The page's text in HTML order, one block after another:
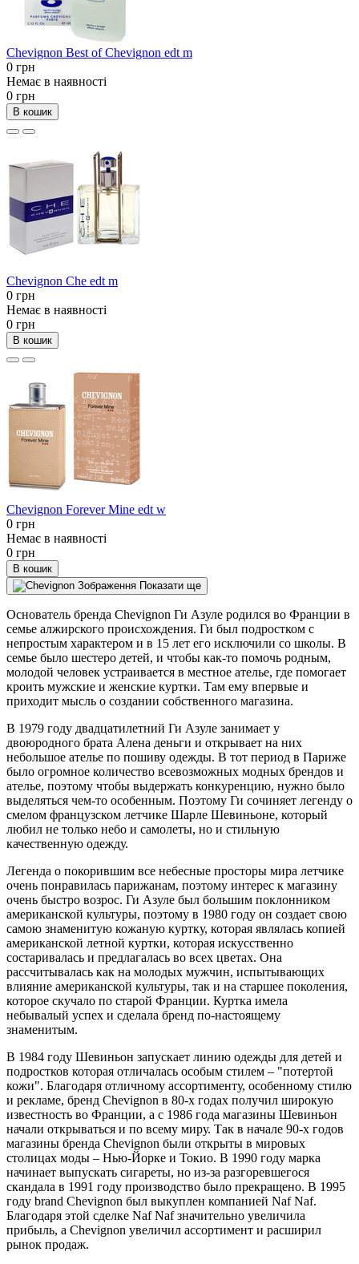
Chevignon Best of Chevignon edt m
0 грн
Немає в наявності
0 грн
В кошик
Chevignon Che edt m
0 грн
Немає в наявності
0 грн
В кошик
Chevignon Forever Mine edt w
0 грн
Немає в наявності
0 грн
В кошик
Показати ще
Основатель бренда Chevignon Ги Азуле родился во Франции в
семье алжирского происхождения. Ги был подростком с
непростым характером и в 15 лет его исключили со школы. В
семье было шестеро детей, и чтобы как-то помочь родным,
молодой человек устраивается в местное ателье, где помогает
кроить мужские и женские куртки. Там ему впервые и
приходит мысль о создании собственного магазина.
В 1979 году двадцатилетний Ги Азуле занимает у
двоюродного брата Алена деньги и открывает на них
небольшое ателье по пошиву одежды. В тот период в Париже
было огромное количество всевозможных модных брендов и
ателье, поэтому чтобы выдержать конкуренцию, нужно было
выделяться чем-то особенным. Поэтому Ги сочиняет легенду о
смелом французском летчике Шарле Шевиньоне, который
любил не только небо и самолеты, но и стильную
качественную одежду.
Легенда о покорившим все небесные просторы мира летчике
очень понравилась парижанам, поэтому интерес к магазину
очень быстро возрос. Ги Азуле был большим поклонником
американской культуры, поэтому в 1980 году он создает свою
самою знаменитую кожаную куртку, которая являлась копией
американской летной куртки, которая искусственно
состаривалась и предлагалась во всех цветах. Она
рассчитывалась как на молодых мужчин, испытывающих
влияние американской культуры, так и на старшее поколения,
которое скучало по старой Франции. Куртка имела
небывалый успех и сделала бренд по-настоящему
знаменитым.
В 1984 году Шевиньон запускает линию одежды для детей и
подростков которая отличалась особым стилем – "потертой
кожи". Благодаря отличному ассортименту, особенному стилю
и рекламе, бренд Chevignon в 80-х годах получил широкую
известность во Франции, а с 1986 года магазины Шевиньон
начали открываться и по всему миру. Так в начале 90-х годов
магазины бренда Chevignon были открыты в мировых
столицах моды – Нью-Йорке и Токио. В 1990 году марка
начинает выпускать сигареты, но из-за разгоревшегося
скандала в 1991 году производство было прекращено. В 1995
году brand Chevignon был выкуплен компанией Naf Naf.
Благодаря этой сделке Naf Naf значительно увеличила
прибыль, а Chevignon увеличил ассортимент и расширил
рынок продаж.